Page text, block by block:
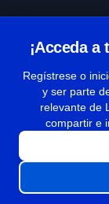
¡Acceda
Regístrese o
y ser parte
relevante de
compartir e
| Todos